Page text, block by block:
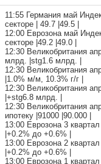
11:55 Германия май
секторе | 49.7 |49.5 |
12:00 Еврозона май
секторе |49.2 |49.0 |
12:30 Великобритания
млрд. |stg1.6 млрд. |
12:30 Великобритания
|1.0% м/м, 10.3% г/г |
12:30 Великобритания
|+stg6.8 млрд. |
12:30 Великобритания
ипотеку |91000 |90.000 |
13:00 Еврозона 3
|+0.2% до +0.6% |
13:00 Еврозона 2
|+0.2% до +0.6% |
13:00 Еврозона 1